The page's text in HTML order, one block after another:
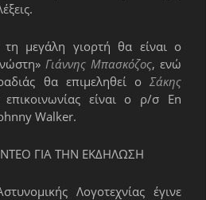
μεγάλη γιορτή θα είναι ο
Γιάννης Μπασκόζος, ενώ
θα επιμεληθεί ο Σάκης
είναι ο ρ/σ En
Walker.
ΓΙΑ ΤΗΝ ΕΚΔΗΛΩΣΗ
Λογοτεχνίας έγινε